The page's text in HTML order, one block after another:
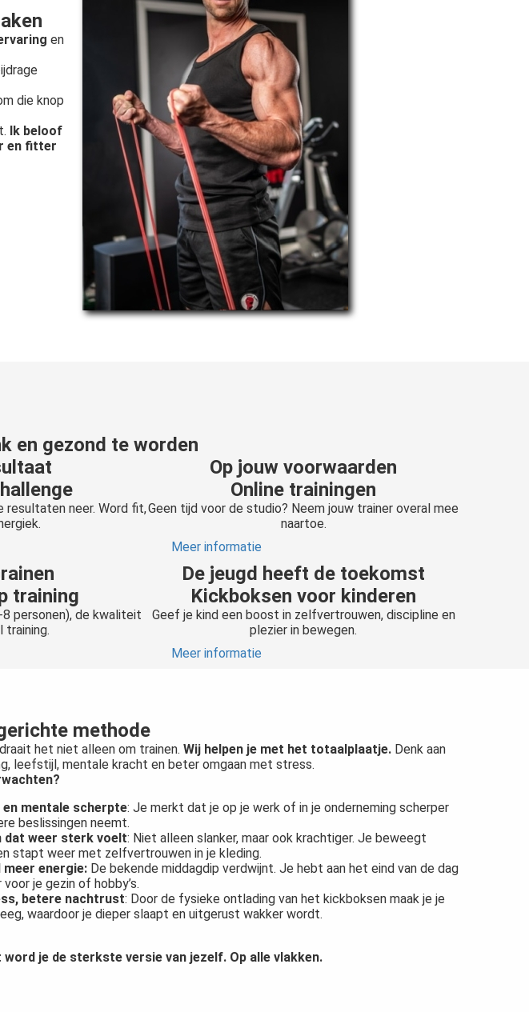
en
die knop
Ik beloof
en fitter
en gezond te worden
neer. Word fit,
Op jouw voorwaarden
Online trainingen
Geen tijd voor de studio? Neem jouw trainer overal mee
naartoe.
Meer informatie
training
8 personen), de kwaliteit
training.
De jeugd heeft de toekomst
Kickboksen voor kinderen
Geef je kind een boost in zelfvertrouwen, discipline en
plezier in bewegen.
Meer informatie
methode
het niet alleen om trainen. Wij helpen je met het totaalplaatje. Denk aan
leefstijl, mentale kracht en beter omgaan met stress.
mentale scherpte: Je merkt dat je op je werk of in je onderneming scherper
beslissingen neemt.
dat weer sterk voelt: Niet alleen slanker, maar ook krachtiger. Je beweegt
stapt weer met zelfvertrouwen in je kleding.
energie: De bekende middagdip verdwijnt. Je hebt aan het eind van de dag
je gezin of hobby’s.
betere nachtrust: Door de fysieke ontlading van het kickboksen maak je je
waardoor je dieper slaapt en uitgerust wakker wordt.
word je de sterkste versie van jezelf. Op alle vlakken.